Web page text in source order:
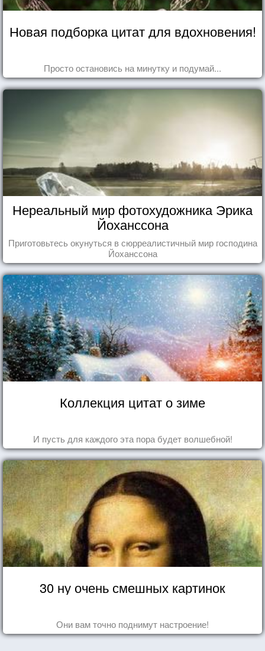
Новая подборка цитат для вдохновения!
Просто остановись на минутку и подумай...
Нереальный мир фотохудожника Эрика
Йоханссона
Приготовьтесь окунуться в сюрреалистичный мир господина
Йоханссона
Коллекция цитат о зиме
И пусть для каждого эта пора будет волшебной!
30 ну очень смешных картинок
Они вам точно поднимут настроение!